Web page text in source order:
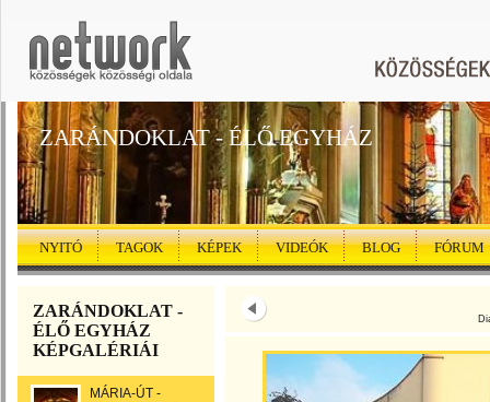
ZARÁNDOKLAT - ÉLŐ EGYHÁZ
NYITÓ TAGOK KÉPEK VIDEÓK BLOG FÓRUM
ZARÁNDOKLAT -
ÉLŐ EGYHÁZ
KÉPGALÉRIÁI
MÁRIA-ÚT -